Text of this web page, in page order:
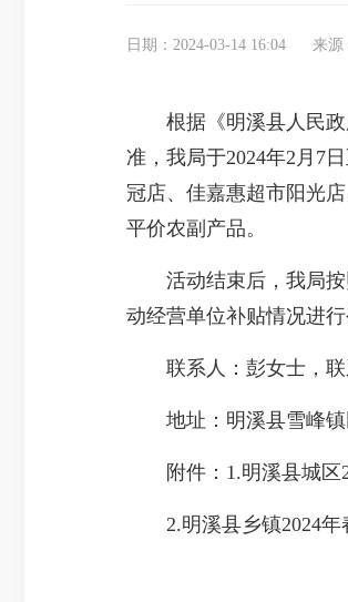
日期：2024-03-14 16:04 来源
根据《明溪县人民政
准，我局于2024年2月7
冠店、佳嘉惠超市阳光
平价农副产品。
活动结束后，我局按
动经营单位补贴情况进
联系人：彭女士，联
地址：明溪县雪峰镇
附件：1.明溪县城区
2.明溪县乡镇2024年